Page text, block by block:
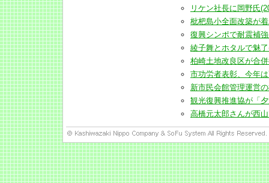
リケン社長に岡野氏
枇杷島小全面改築が
復興シンポで耐震補
綾子舞とホタルで魅
柏崎土地改良区が合
市功労者表彰、今年
新市民会館管理運営
観光復興推進協が「
高橋元太郎さんが西